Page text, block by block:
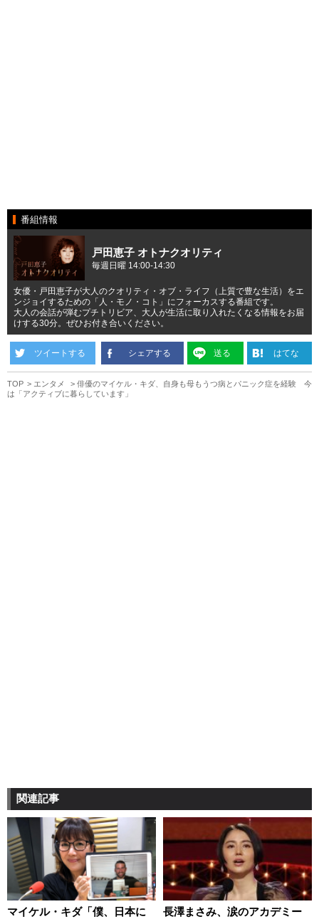
番組情報
戸田恵子 オトナクオリティ
毎週日曜 14:00-14:30
女優・戸田恵子が大人のクオリティ・オブ・ライフ（上質で豊な生活）をエ
ンジョイするための「人・モノ・コト」にフォーカスする番組です。
大人の会話が弾むプチトリビア、大人が生活に取り入れたくなる情報をお届
けする30分。ぜひお付き合いください。
ツイートする シェアする 送る はてな
TOP エンタメ
俳優のマイケル・キダ、自身も母もうつ病とパニック症を経験 今
は「アクティブに暮らしています」
関連記事
マイケル・キダ「僕、日本に
長澤まさみ、涙のアカデミー